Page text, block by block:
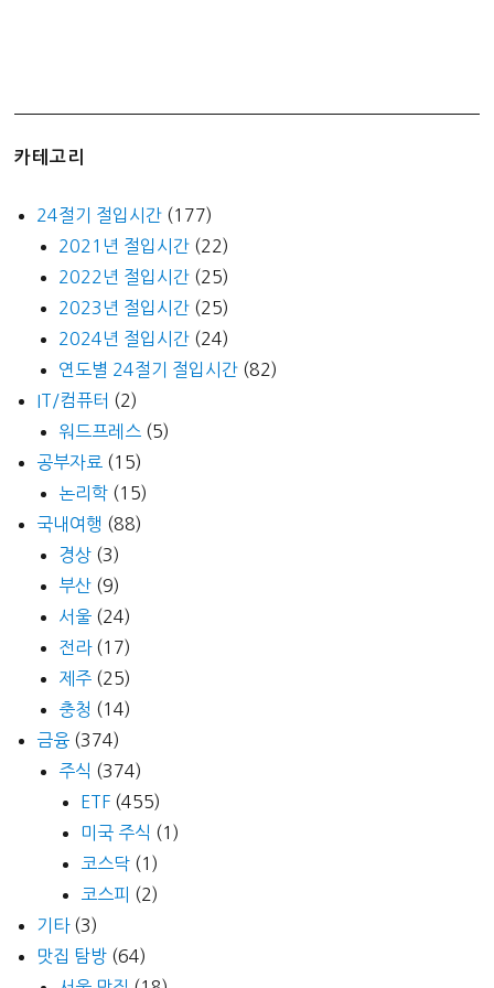
카테고리
24절기 절입시간 (177)
2021년 절입시간 (22)
2022년 절입시간 (25)
2023년 절입시간 (25)
2024년 절입시간 (24)
연도별 24절기 절입시간 (82)
IT/컴퓨터 (2)
워드프레스 (5)
공부자료 (15)
논리학 (15)
국내여행 (88)
경상 (3)
부산 (9)
서울 (24)
전라(17)
제주 (25)
충청 (14)
금융 (374)
주식 (374)
ETF (455)
미국 주식 (1)
코스닥 (1)
코스피 (2)
기타(3)
맛집 탐방 (64)